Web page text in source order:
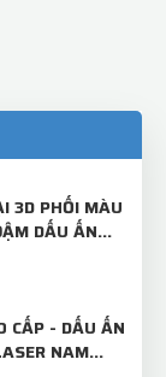
3D PHỐI MÀU
DẤU ẤN
CẤP - DẤU ẤN
NAM